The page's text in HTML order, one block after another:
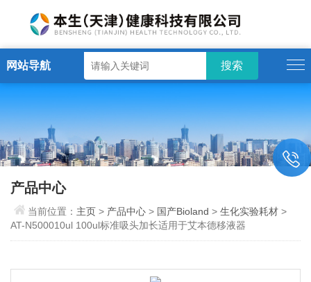
网站导航
产品中心
当前位置： 主页> 产品中心 > 国产Bioland >生化实验耗材 >
AT-N500010ul 100ul标准吸头加长适用于艾本德移液器